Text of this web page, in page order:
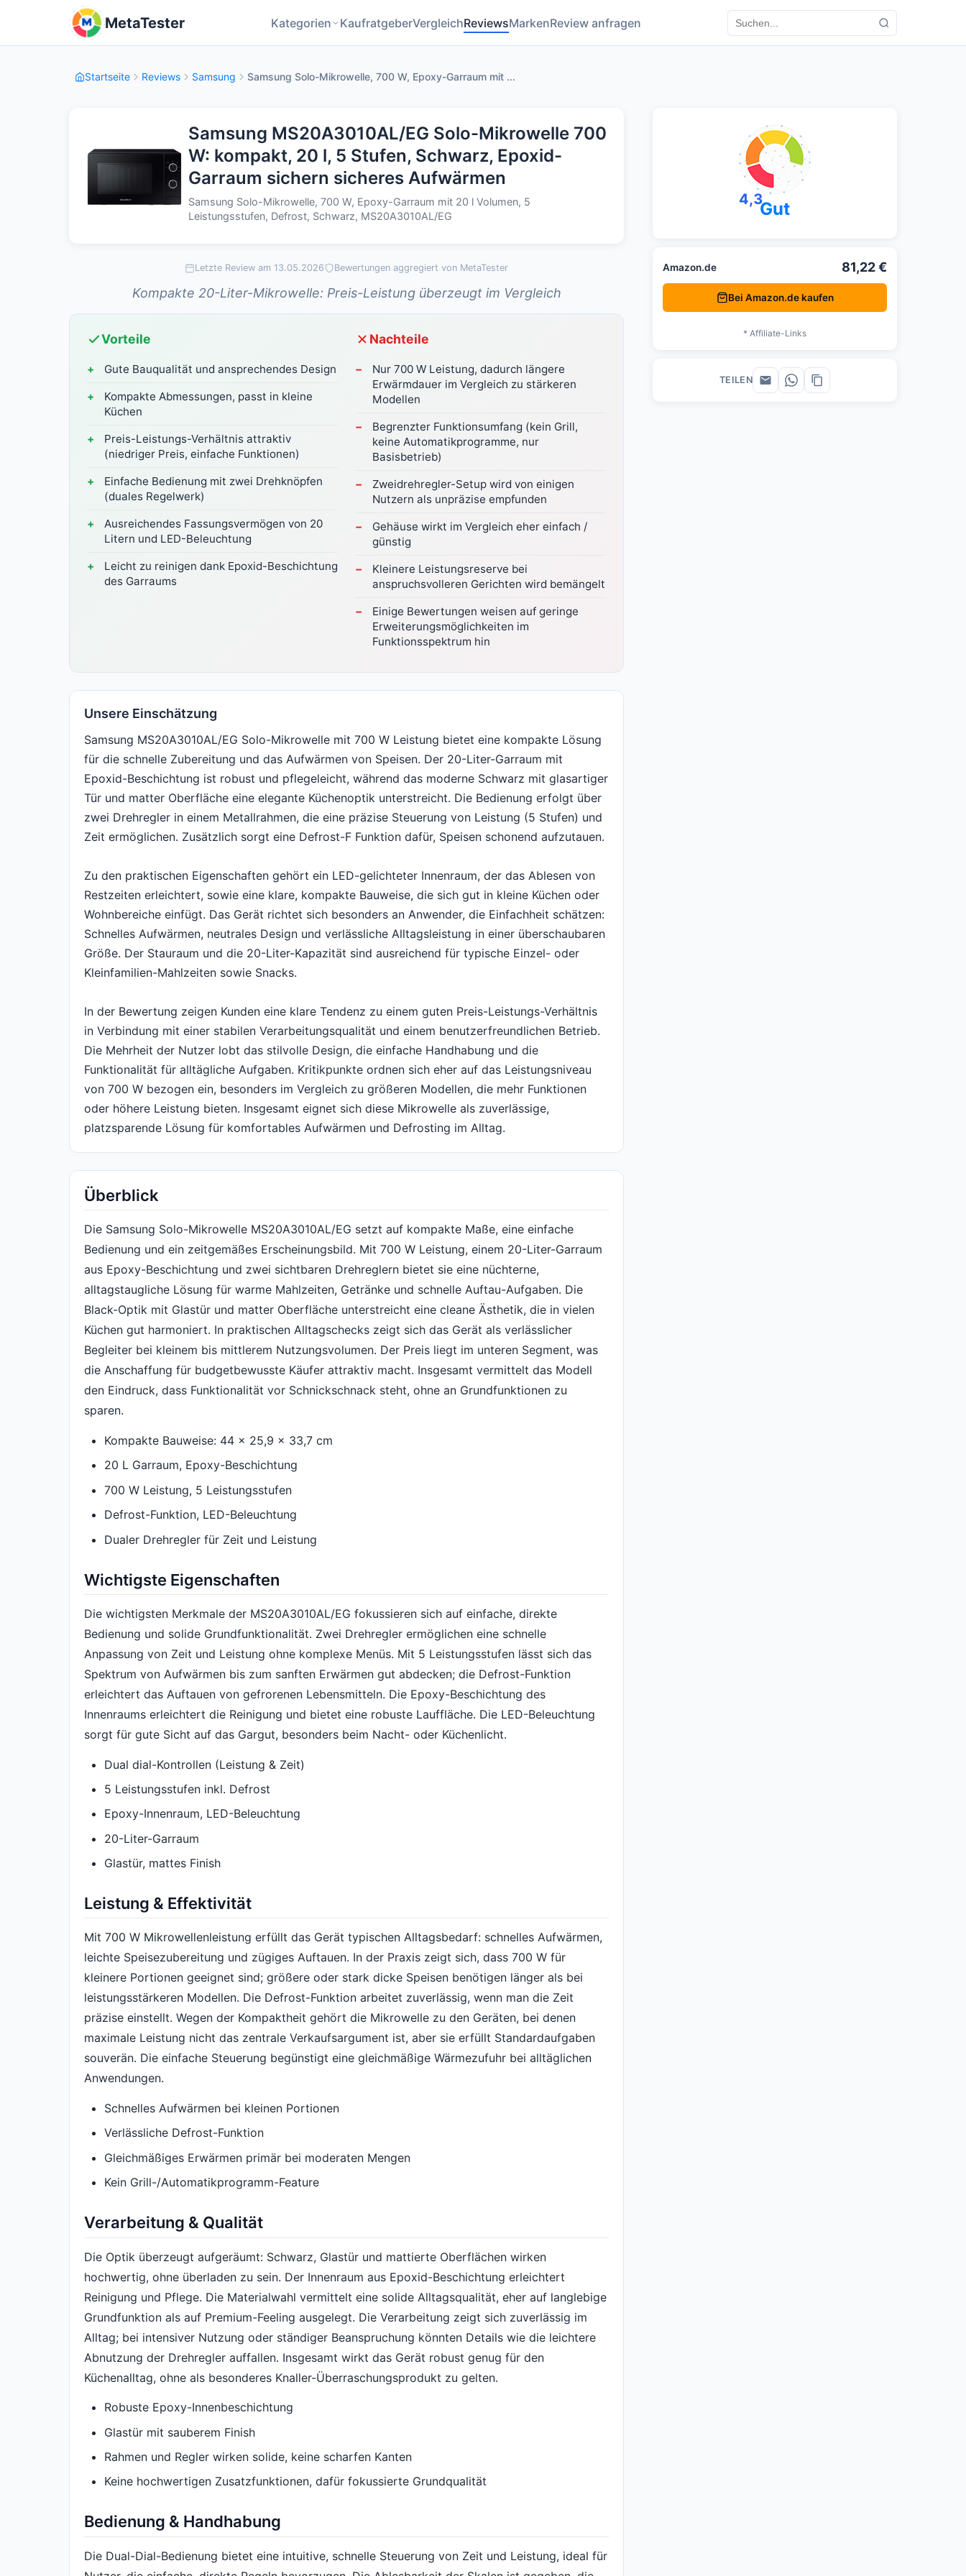
MetaTester Kategorien KaufratgeberVergleichReviewsMarkenReview anfragen
Startseite Reviews Samsung Samsung Solo-Mikrowelle, 700 W, Epoxy-Garraum mit ...
Samsung MS20A3010AL/EG Solo-Mikrowelle 700
W: kompakt, 20 l, 5 Stufen, Schwarz, Epoxid-
Garraum sichern sicheres Aufwärmen
Samsung Solo-Mikrowelle, 700 W, Epoxy-Garraum mit 20 l Volumen, 5
Leistungsstufen, Defrost, Schwarz, MS20A3010AL/EG
Letzte Review am 13.05.2026 Bewertungen aggregiert von MetaTester
Kompakte 20-Liter-Mikrowelle: Preis-Leistung überzeugt im Vergleich
Vorteile
Gute Bauqualität und ansprechendes Design
Kompakte Abmessungen, passt in kleine
Küchen
Preis-Leistungs-Verhältnis attraktiv
(niedriger Preis, einfache Funktionen)
Einfache Bedienung mit zwei Drehknöpfen
(duales Regelwerk)
Ausreichendes Fassungsvermögen von 20
Litern und LED-Beleuchtung
Leicht zu reinigen dank Epoxid-Beschichtung
des Garraums
Nachteile
Nur 700 W Leistung, dadurch längere
Erwärmdauer im Vergleich zu stärkeren
Modellen
Begrenzter Funktionsumfang (kein Grill,
keine Automatikprogramme, nur
Basisbetrieb)
Zweidrehregler-Setup wird von einigen
Nutzern als unpräzise empfunden
Gehäuse wirkt im Vergleich eher einfach /
günstig
Kleinere Leistungsreserve bei
anspruchsvolleren Gerichten wird bemängelt
Einige Bewertungen weisen auf geringe
Erweiterungsmöglichkeiten im
Funktionsspektrum hin
Unsere Einschätzung
Samsung MS20A3010AL/EG Solo-Mikrowelle mit 700 W Leistung bietet eine kompakte Lösung
für die schnelle Zubereitung und das Aufwärmen von Speisen. Der 20-Liter-Garraum mit
Epoxid-Beschichtung ist robust und pflegeleicht, während das moderne Schwarz mit glasartiger
Tür und matter Oberfläche eine elegante Küchenoptik unterstreicht. Die Bedienung erfolgt über
zwei Drehregler in einem Metallrahmen, die eine präzise Steuerung von Leistung (5 Stufen) und
Zeit ermöglichen. Zusätzlich sorgt eine Defrost-F Funktion dafür, Speisen schonend aufzutauen.
Zu den praktischen Eigenschaften gehört ein LED-gelichteter Innenraum, der das Ablesen von
Restzeiten erleichtert, sowie eine klare, kompakte Bauweise, die sich gut in kleine Küchen oder
Wohnbereiche einfügt. Das Gerät richtet sich besonders an Anwender, die Einfachheit schätzen:
Schnelles Aufwärmen, neutrales Design und verlässliche Alltagsleistung in einer überschaubaren
Größe. Der Stauraum und die 20-Liter-Kapazität sind ausreichend für typische Einzel- oder
Kleinfamilien-Mahlzeiten sowie Snacks.
In der Bewertung zeigen Kunden eine klare Tendenz zu einem guten Preis-Leistungs-Verhältnis
in Verbindung mit einer stabilen Verarbeitungsqualität und einem benutzerfreundlichen Betrieb.
Die Mehrheit der Nutzer lobt das stilvolle Design, die einfache Handhabung und die
Funktionalität für alltägliche Aufgaben. Kritikpunkte ordnen sich eher auf das Leistungsniveau
von 700 W bezogen ein, besonders im Vergleich zu größeren Modellen, die mehr Funktionen
oder höhere Leistung bieten. Insgesamt eignet sich diese Mikrowelle als zuverlässige,
platzsparende Lösung für komfortables Aufwärmen und Defrosting im Alltag.
Überblick
Die Samsung Solo-Mikrowelle MS20A3010AL/EG setzt auf kompakte Maße, eine einfache
Bedienung und ein zeitgemäßes Erscheinungsbild. Mit 700 W Leistung, einem 20-Liter-Garraum
aus Epoxy-Beschichtung und zwei sichtbaren Drehreglern bietet sie eine nüchterne,
alltagstaugliche Lösung für warme Mahlzeiten, Getränke und schnelle Auftau-Aufgaben. Die
Black-Optik mit Glastür und matter Oberfläche unterstreicht eine cleane Ästhetik, die in vielen
Küchen gut harmoniert. In praktischen Alltagschecks zeigt sich das Gerät als verlässlicher
Begleiter bei kleinem bis mittlerem Nutzungsvolumen. Der Preis liegt im unteren Segment, was
die Anschaffung für budgetbewusste Käufer attraktiv macht. Insgesamt vermittelt das Modell
den Eindruck, dass Funktionalität vor Schnickschnack steht, ohne an Grundfunktionen zu
sparen.
Kompakte Bauweise: 44 x 25,9 x 33,7 cm
20 L Garraum, Epoxy-Beschichtung
700 W Leistung, 5 Leistungsstufen
Defrost-Funktion, LED-Beleuchtung
Dualer Drehregler für Zeit und Leistung
Wichtigste Eigenschaften
Die wichtigsten Merkmale der MS20A3010AL/EG fokussieren sich auf einfache, direkte
Bedienung und solide Grundfunktionalität. Zwei Drehregler ermöglichen eine schnelle
Anpassung von Zeit und Leistung ohne komplexe Menüs. Mit 5 Leistungsstufen lässt sich das
Spektrum von Aufwärmen bis zum sanften Erwärmen gut abdecken; die Defrost-Funktion
erleichtert das Auftauen von gefrorenen Lebensmitteln. Die Epoxy-Beschichtung des
Innenraums erleichtert die Reinigung und bietet eine robuste Lauffläche. Die LED-Beleuchtung
sorgt für gute Sicht auf das Gargut, besonders beim Nacht- oder Küchenlicht.
Dual dial-Kontrollen (Leistung & Zeit)
5 Leistungsstufen inkl. Defrost
Epoxy-Innenraum, LED-Beleuchtung
20-Liter-Garraum
Glastür, mattes Finish
Leistung & Effektivität
Mit 700 W Mikrowellenleistung erfüllt das Gerät typischen Alltagsbedarf: schnelles Aufwärmen,
leichte Speisezubereitung und zügiges Auftauen. In der Praxis zeigt sich, dass 700 W für
kleinere Portionen geeignet sind; größere oder stark dicke Speisen benötigen länger als bei
leistungsstärkeren Modellen. Die Defrost-Funktion arbeitet zuverlässig, wenn man die Zeit
präzise einstellt. Wegen der Kompaktheit gehört die Mikrowelle zu den Geräten, bei denen
maximale Leistung nicht das zentrale Verkaufsargument ist, aber sie erfüllt Standardaufgaben
souverän. Die einfache Steuerung begünstigt eine gleichmäßige Wärmezufuhr bei alltäglichen
Anwendungen.
Schnelles Aufwärmen bei kleinen Portionen
Verlässliche Defrost-Funktion
Gleichmäßiges Erwärmen primär bei moderaten Mengen
Kein Grill-/Automatikprogramm-Feature
Verarbeitung & Qualität
Die Optik überzeugt aufgeräumt: Schwarz, Glastür und mattierte Oberflächen wirken
hochwertig, ohne überladen zu sein. Der Innenraum aus Epoxid-Beschichtung erleichtert
Reinigung und Pflege. Die Materialwahl vermittelt eine solide Alltagsqualität, eher auf langlebige
Grundfunktion als auf Premium-Feeling ausgelegt. Die Verarbeitung zeigt sich zuverlässig im
Alltag; bei intensiver Nutzung oder ständiger Beanspruchung könnten Details wie die leichtere
Abnutzung der Drehregler auffallen. Insgesamt wirkt das Gerät robust genug für den
Küchenalltag, ohne als besonderes Knaller-Überraschungsprodukt zu gelten.
Robuste Epoxy-Innenbeschichtung
Glastür mit sauberem Finish
Rahmen und Regler wirken solide, keine scharfen Kanten
Keine hochwertigen Zusatzfunktionen, dafür fokussierte Grundqualität
Bedienung & Handhabung
Die Dual-Dial-Bedienung bietet eine intuitive, schnelle Steuerung von Zeit und Leistung, ideal für
4,3Gut
Amazon.de 81,22 €
Bei Amazon.de kaufen
* Affiliate-Links
TEILEN